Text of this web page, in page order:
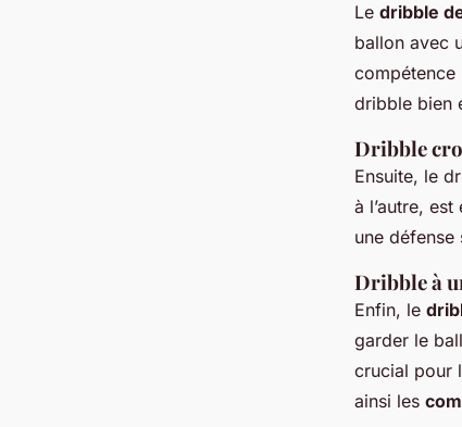
Le dribble
ballon avec
compétence
dribble bien
Dribble
Ensuite, le
à l’autre,
une
Dribble à
Enfin, le
garder le
crucial pour
ainsi les